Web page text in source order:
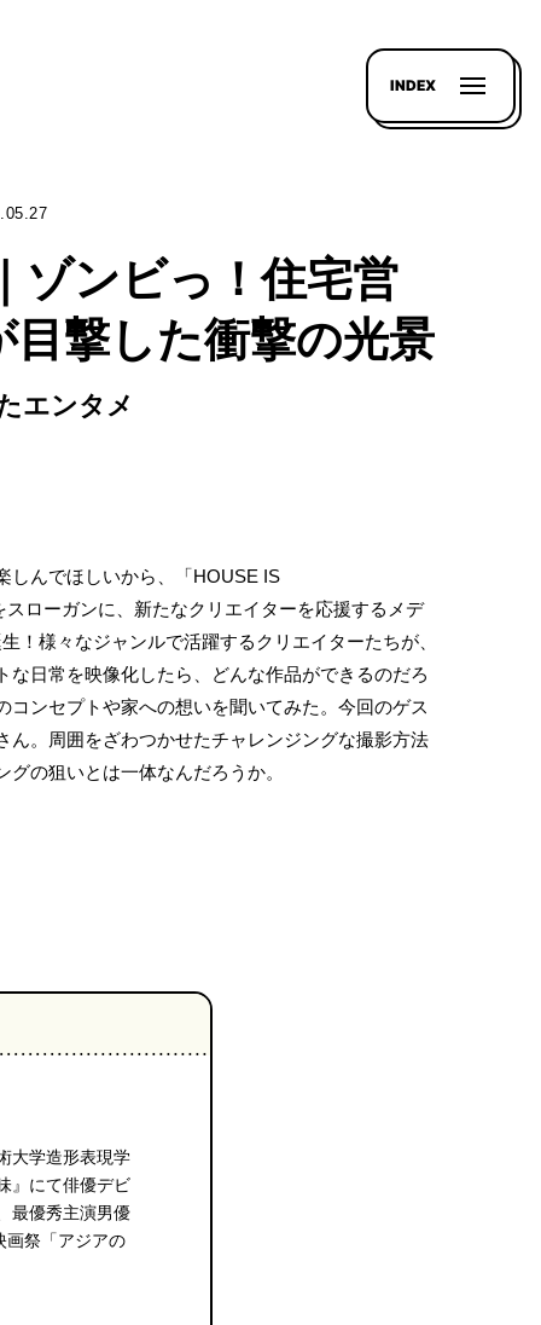
INDEX
ゾンビっ！住宅営
目撃した衝撃の光景
エンタメ
しんでほしいから、「HOUSE IS
スローガンに、新たなクリエイターを応援するメデ
！様々なジャンルで活躍するクリエイターたちが、
な日常を映像化したら、どんな作品ができるのだろ
コンセプトや家への想いを聞いてみた。今回のゲス
ん。周囲をざわつかせたチャレンジングな撮影方法
グの狙いとは一体なんだろうか。
大学造形表現学
』にて俳優デビ
最優秀主演男優
画祭「アジアの